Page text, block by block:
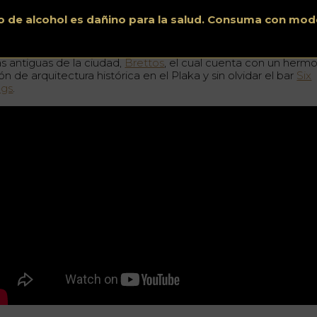
de alcohol es dañino para la salud. Consuma con
antiguas de la ciudad,Brettos, el cual cuenta con un
de arquitectura histórica en el Plaka y sin olvidar el bar Six
.